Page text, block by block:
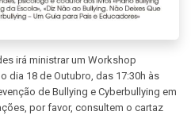
irá ministrar um Workshop
dia 18 de Outubro, das 17:30h às
de Bullying e Cyberbullying em
por favor, consultem o cartaz